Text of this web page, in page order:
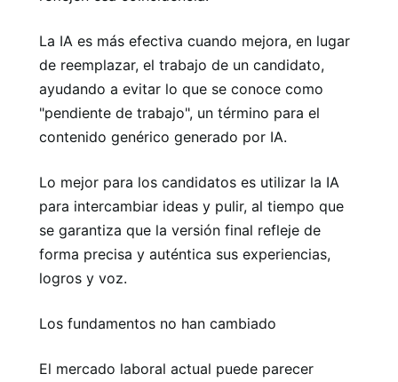
La IA es más efectiva cuando mejora, en lugar
de reemplazar, el trabajo de un candidato,
ayudando a evitar lo que se conoce como
"pendiente de trabajo", un término para el
contenido genérico generado por IA.
Lo mejor para los candidatos es utilizar la IA
para intercambiar ideas y pulir, al tiempo que
se garantiza que la versión final refleje de
forma precisa y auténtica sus experiencias,
logros y voz.
Los fundamentos no han cambiado
El mercado laboral actual puede parecer